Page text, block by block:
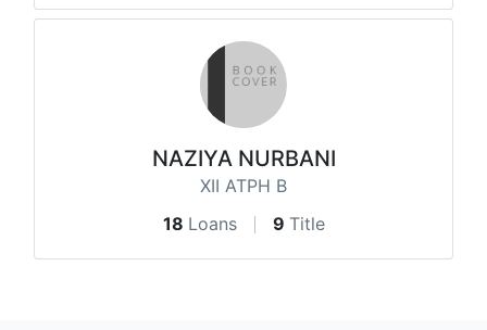
NAZIYA NURBANI
XII ATPH B
18 Loans 9 Title